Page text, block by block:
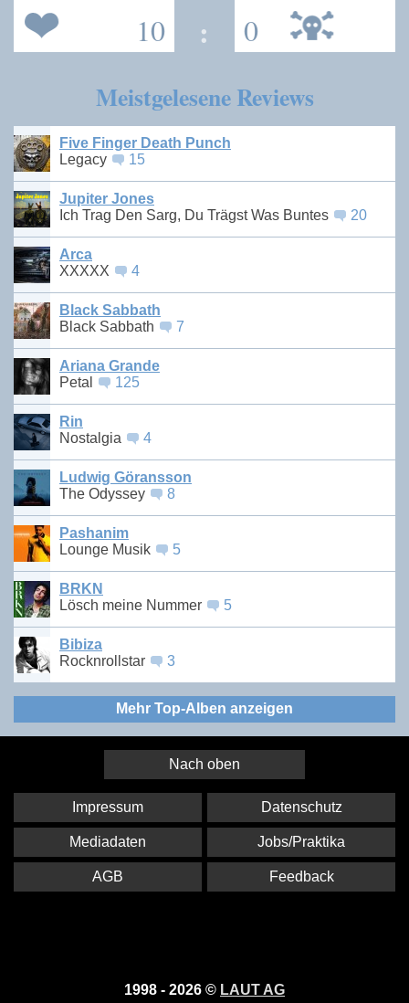
10 : 0
Meistgelesene Reviews
Five Finger Death Punch
Legacy
15
Jupiter Jones
Ich Trag Den Sarg, Du Trägst Was Buntes
20
Arca
XXXXX
4
Black Sabbath
Black Sabbath
7
Ariana Grande
Petal
125
Rin
Nostalgia
4
Ludwig Göransson
The Odyssey
8
Pashanim
Lounge Musik
5
BRKN
Lösch meine Nummer
5
Bibiza
Rocknrollstar
3
Mehr Top-Alben anzeigen
Nach oben
1998 - 2026 © LAUT AG
Impressum Datenschutz
Mediadaten Jobs/Praktika
AGB Feedback